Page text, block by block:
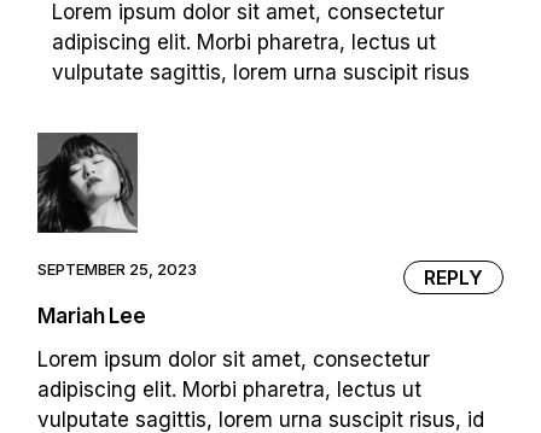
Lorem ipsum dolor sit amet, consectetur
adipiscing elit. Morbi pharetra, lectus ut
vulputate sagittis, lorem urna suscipit risus
SEPTEMBER 25, 2023
REPLY
Mariah Lee
Lorem ipsum dolor sit amet, consectetur
adipiscing elit. Morbi pharetra, lectus ut
vulputate sagittis, lorem urna suscipit risus, id